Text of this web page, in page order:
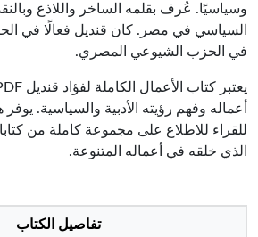
وسياسيًا. عُرف بقلمه الساخر واللاذع
السياسي في مصر. كان قنديل فعالًا في
في الحزب الشيوعي المصري.
أعماله وفهم رؤيته الأدبية والسياسية.
للقراء للاطلاع على مجموعة كاملة من
الذي خلقه في أعماله المتنوعة.
تفاصيل الكتاب